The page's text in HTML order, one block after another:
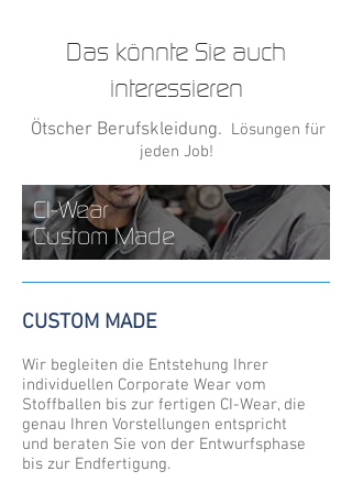
Das könnte Sie auch
interessieren
Ötscher Berufskleidung. Lösungen für
jeden Job!
CI-Wear
Custom Made
CUSTOM MADE
Wir begleiten die Entstehung Ihrer
individuellen Corporate Wear vom
Stoffballen bis zur fertigen CI-Wear, die
genau Ihren Vorstellungen entspricht
und beraten Sie von der Entwurfsphase
bis zur Endfertigung.